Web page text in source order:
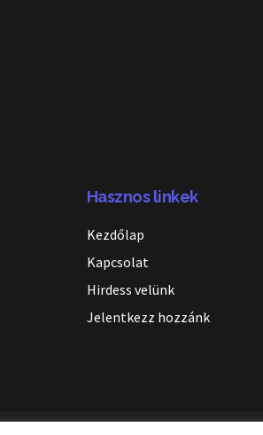
Hasznos linkek
Kezdőlap
Kapcsolat
Hirdess velünk
Jelentkezz hozzánk